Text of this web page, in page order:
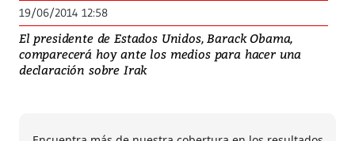
19/06/2014 12:58
El presidente de Estados Unidos, Barack Obama,
comparecerá hoy ante los medios para hacer una
declaración sobre Irak